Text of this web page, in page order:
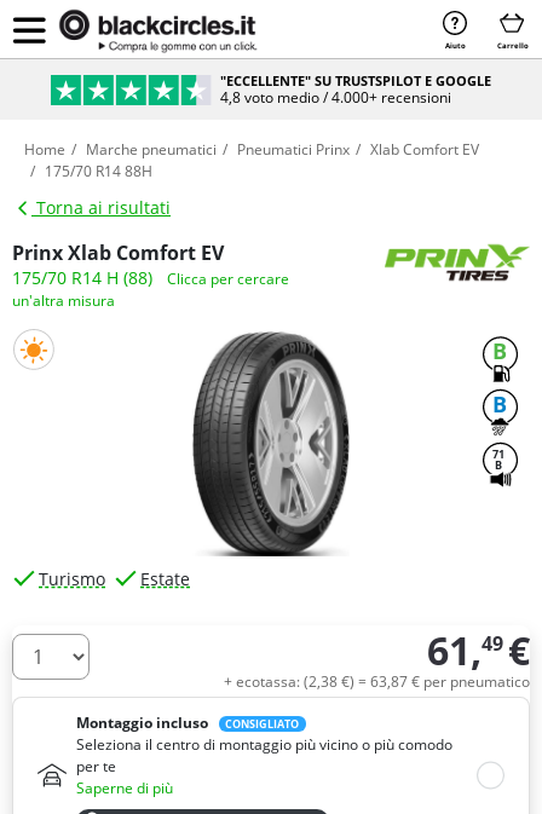
Aiuto Carrello
"ECCELLENTE" SU TRUSTSPILOT E GOOGLE
4,8 voto medio / 4.000+ recensioni
Home Marche pneumatici Pneumatici Prinx
Xlab Comfort EV
175/70 R14 88H
Torna ai risultati
Prinx Xlab Comfort EV
175/70 R14 H (88)
Clicca per cercare
un'altra misura
B
B
71
B
Turismo Estate
Quantità 61,49 €
+ ecotassa: (2,38€) = 63,87€ per pneumatico
Montaggio incluso
CONSIGLIATO
Seleziona il centro di montaggio più vicino o più comodo
per te
Saperne di più